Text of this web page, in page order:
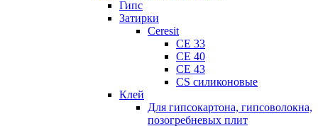
Гипс
Затирки
Ceresit
CE 33
CE 40
CE 43
CS силиконовые
Клей
Для гипсокартона, гипсоволокна,
позогребневых плит